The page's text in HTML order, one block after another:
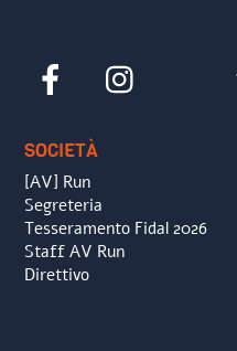
Facebook
SOCIETÀ
[AV] Run
Segreteria
Tesseramento Fidal 2026
Staff AV Run
Direttivo